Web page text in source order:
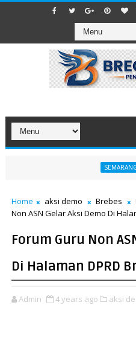
SEMARANG
Home aksi demo Brebes
Non ASN Gelar Aksi Demo Di
Forum Guru Non
Di Halaman DPRD
Admin 4 years ago aksi